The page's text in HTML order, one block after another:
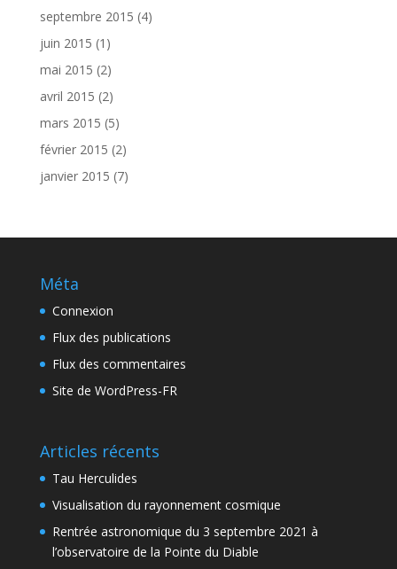
septembre 2015 (4)
juin 2015 (1)
mai 2015 (2)
avril 2015 (2)
mars 2015 (5)
février 2015 (2)
janvier 2015 (7)
Méta
Connexion
Flux des publications
Flux des commentaires
Site de WordPress-FR
Articles récents
Tau Herculides
Visualisation du rayonnement cosmique
Rentrée astronomique du 3 septembre 2021 à
l’observatoire de la Pointe du Diable